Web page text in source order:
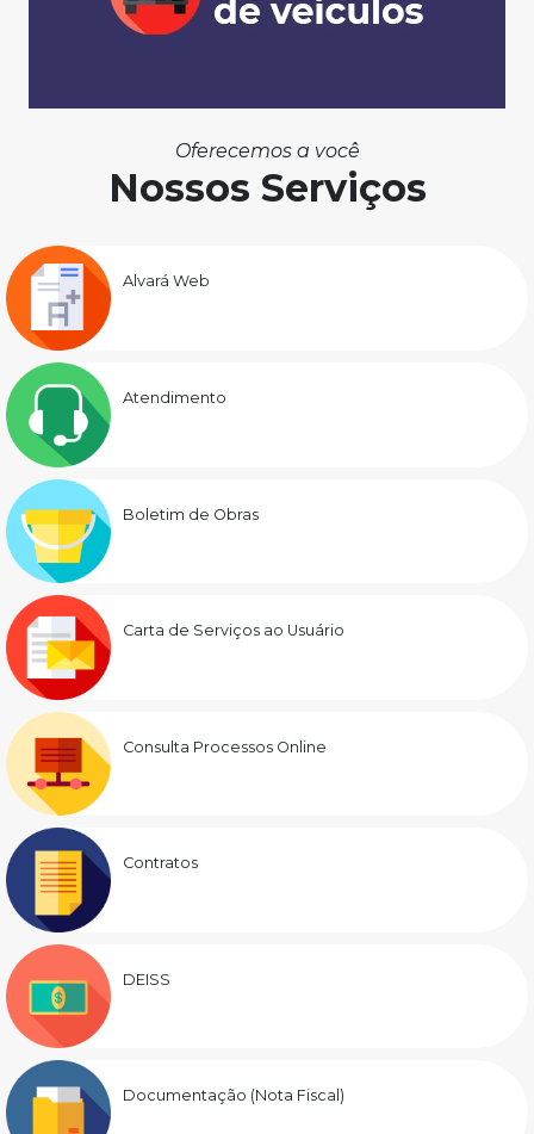
Oferecemos a você
Nossos Serviços
Alvará Web
Atendimento
Boletim de Obras
Carta de Serviços ao Usuário
Consulta Processos Online
Contratos
DEISS
Documentação (Nota Fiscal)